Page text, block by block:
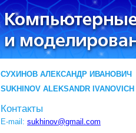
СУХИНОВ АЛЕКСАНДР ИВАНОВИЧ
SUKHINOV ALEKSANDR IVANOVICH
Контакты
E-mail: sukhinov@gmail.com